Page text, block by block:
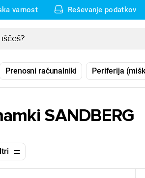
varnost Reševanje podatkov
Prenosni računalniki Periferija
SANDBERG